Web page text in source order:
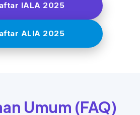
IALA 2025
ALIA 2025
Umum (FAQ)